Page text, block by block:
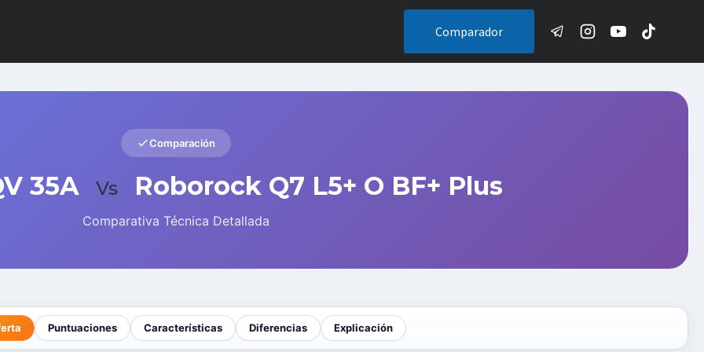
Comparador
Comparación
35A Vs Roborock Q7 L5+ O BF+ Plus
Comparativa Técnica Detallada
Puntuaciones Características Diferencias Explicación